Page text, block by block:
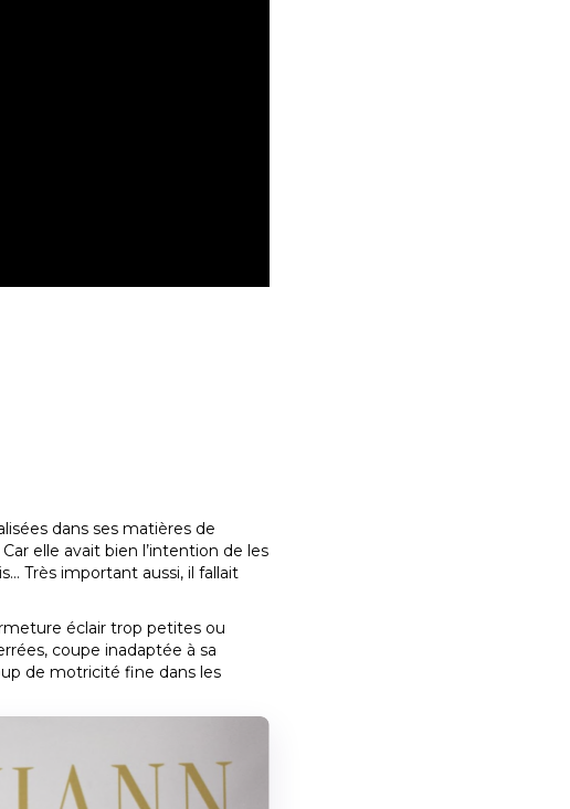
dans ses matières de
elle avait bien l’intention de les
Très important aussi, il fallait
éclair trop petites ou
coupe inadaptée à sa
de motricité fine dans les